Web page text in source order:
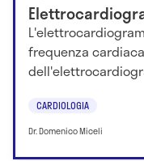
frequenza
CARDIOLOGIA
Dr. Domenico Miceli